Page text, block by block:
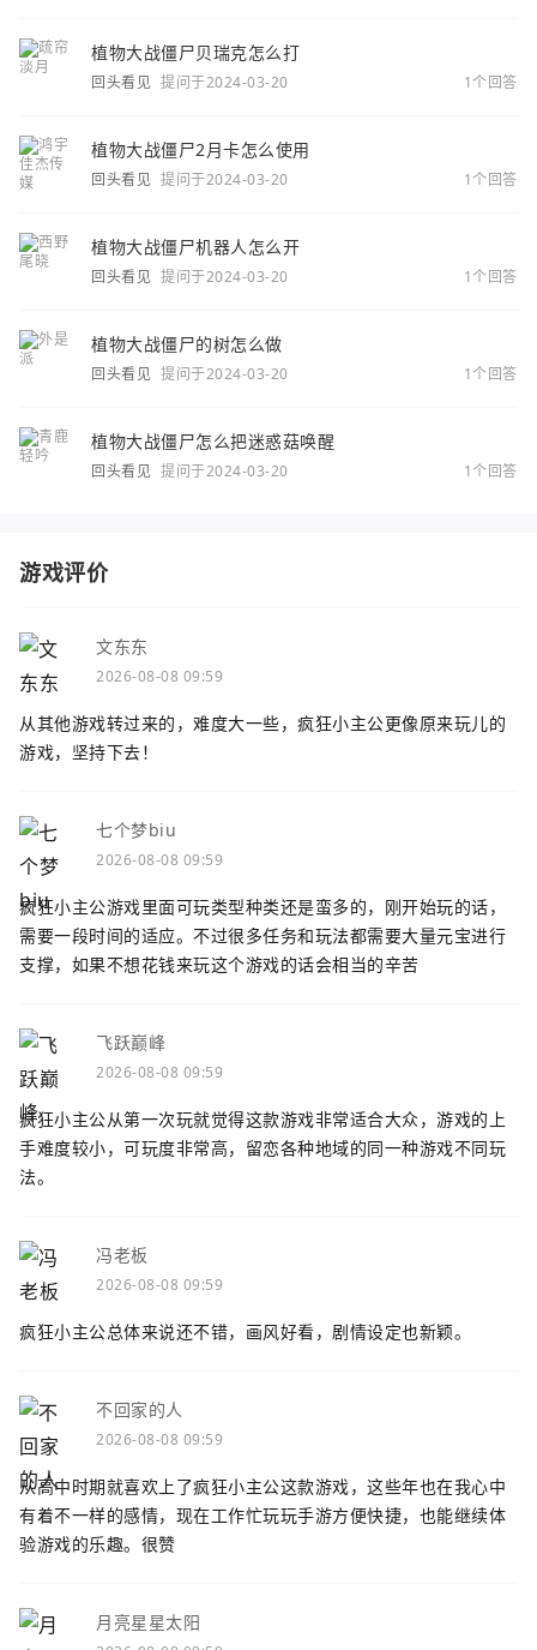
植物大战僵尸贝瑞克怎么打
回头看见 提问于2024-03-20 1个回答
植物大战僵尸2月卡怎么使用
回头看见 提问于2024-03-20 1个回答
植物大战僵尸机器人怎么开
回头看见 提问于2024-03-20 1个回答
植物大战僵尸的树怎么做
回头看见 提问于2024-03-20 1个回答
植物大战僵尸怎么把迷惑菇唤醒
回头看见 提问于2024-03-20 1个回答
游戏评价
文东东
2026-08-08 09:59
从其他游戏转过来的，难度大一些，疯狂小主公更像原来玩儿的
游戏，坚持下去！
七个梦biu
2026-08-08 09:59
疯狂小主公游戏里面可玩类型种类还是蛮多的，刚开始玩的话，
需要一段时间的适应。不过很多任务和玩法都需要大量元宝进行
支撑，如果不想花钱来玩这个游戏的话会相当的辛苦
飞跃巅峰
2026-08-08 09:59
疯狂小主公从第一次玩就觉得这款游戏非常适合大众，游戏的上
手难度较小，可玩度非常高，留恋各种地域的同一种游戏不同玩
法。
冯老板
2026-08-08 09:59
疯狂小主公总体来说还不错，画风好看，剧情设定也新颖。
不回家的人
2026-08-08 09:59
从高中时期就喜欢上了疯狂小主公这款游戏，这些年也在我心中
有着不一样的感情，现在工作忙玩玩手游方便快捷，也能继续体
验游戏的乐趣。很赞
月亮星星太阳